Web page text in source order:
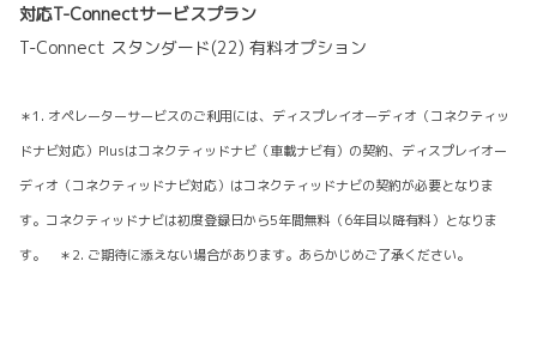
対応T-Connectサービスプラン
T-Connect スタンダード(22) 有料オプション
＊1. オペレーターサービスのご利用には、ディスプレイオーディオ（コネクティッ
ドナビ対応）Plusはコネクティッドナビ（車載ナビ有）の契約、ディスプレイオー
ディオ（コネクティッドナビ対応）はコネクティッドナビの契約が必要となりま
す。コネクティッドナビは初度登録日から5年間無料（6年目以降有料）となりま
す。 ＊2. ご期待に添えない場合があります。あらかじめご了承ください。